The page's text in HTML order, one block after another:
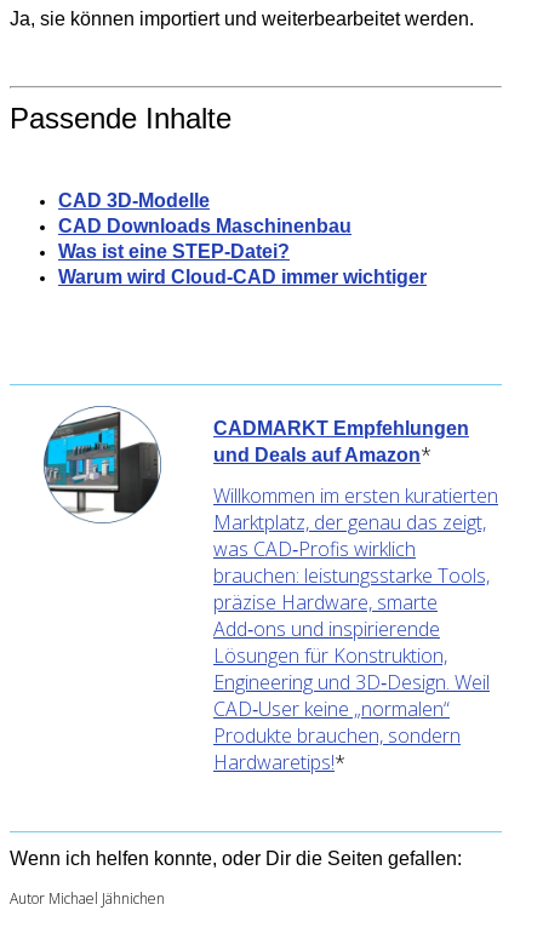
Ja, sie können importiert und weiterbearbeitet werden.
Passende Inhalte
CAD 3D-Modelle
CAD Downloads Maschinenbau
Was ist eine STEP-Datei?
Warum wird Cloud-CAD immer wichtiger
CADMARKT Empfehlungen
und Deals auf Amazon*
Willkommen im ersten kuratierten
Marktplatz, der genau das zeigt,
was CAD‑Profis wirklich
brauchen: leistungsstarke Tools,
präzise Hardware, smarte
Add‑ons und inspirierende
Lösungen für Konstruktion,
Engineering und 3D‑Design. Weil
CAD‑User keine „normalen“
Produkte brauchen, sondern
Hardwaretips!*
Wenn ich helfen konnte, oder Dir die Seiten gefallen:
Autor Michael Jähnichen